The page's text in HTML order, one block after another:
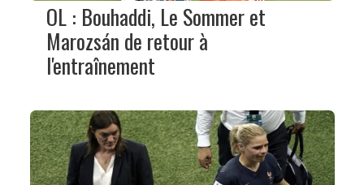
OL : Bouhaddi, Le Sommer et
Marozsán de retour à
l'entraînement